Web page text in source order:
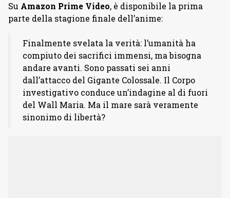
Su Amazon Prime Video, è disponibile la prima
parte della stagione finale dell’anime:
Finalmente svelata la verità: l’umanità ha
compiuto dei sacrifici immensi, ma bisogna
andare avanti. Sono passati sei anni
dall’attacco del Gigante Colossale. Il Corpo
investigativo conduce un’indagine al di fuori
del Wall Maria. Ma il mare sarà veramente
sinonimo di libertà?